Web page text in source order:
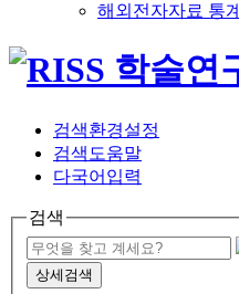
해외전자자료 통계
검색환경설정
검색도움말
다국어입력
검색
상세검색